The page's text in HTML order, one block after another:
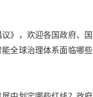
》，欢迎各国政府、国
全球治理体系面临哪些